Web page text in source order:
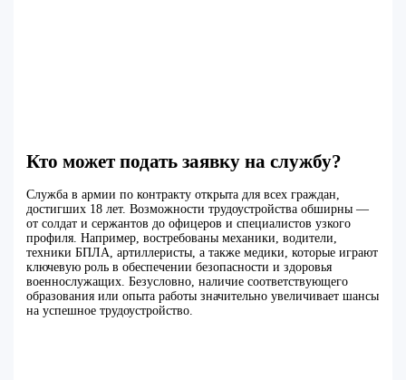
Кто может подать заявку на службу?
Служба в армии по контракту открыта для всех граждан,
достигших 18 лет. Возможности трудоустройства обширны —
от солдат и сержантов до офицеров и специалистов узкого
профиля. Например, востребованы механики, водители,
техники БПЛА, артиллеристы, а также медики, которые играют
ключевую роль в обеспечении безопасности и здоровья
военнослужащих. Безусловно, наличие соответствующего
образования или опыта работы значительно увеличивает шансы
на успешное трудоустройство.